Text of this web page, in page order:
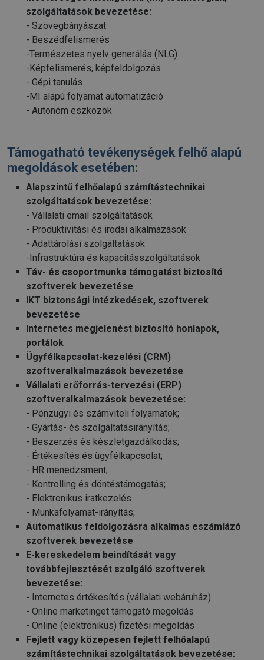
szolgáltatások bevezetése:
- Szövegbányászat
- Beszédfelismerés
-Természetes nyelv generálás (NLG)
-Képfelismerés, képfeldolgozás
- Gépi tanulás
-MI alapú folyamat automatizáció
- Autonóm eszközök
Támogatható tevékenységek felhő alapú
megoldások esetében:
Alapszintű felhőalapú számítástechnikai
szolgáltatások bevezetése:
- Vállalati email szolgáltatások
- Produktivitási és irodai alkalmazások
- Adattárolási szolgáltatások
-Infrastruktúra és kapacitásszolgáltatások
Táv- és csoportmunka támogatást biztosító
szoftverek bevezetése
IKT biztonsági intézkedések, szoftverek
bevezetése
Internetes megjelenést biztosító honlapok,
portálok
Ügyfélkapcsolat-kezelési (CRM)
szoftveralkalmazások bevezetése
Vállalati erőforrás-tervezési (ERP)
szoftveralkalmazások bevezetése:
- Pénzügyi és számviteli folyamatok;
- Gyártás- és szolgáltatásirányítás;
- Beszerzés és készletgazdálkodás;
- Értékesítés és ügyfélkapcsolat;
- HR menedzsment;
- Kontrolling és döntéstámogatás;
- Elektronikus iratkezelés
- Munkafolyamat-irányítás;
Automatikus feldolgozásra alkalmas eszámlázó
szoftverek bevezetése
E-kereskedelem beindítását vagy
továbbfejlesztését szolgáló szoftverek
bevezetése:
- Internetes értékesítés (vállalati webáruház)
- Online marketinget támogató megoldás
- Online (elektronikus) fizetési megoldás
Fejlett vagy közepesen fejlett felhőalapú
számítástechnikai szolgáltatások bevezetése: